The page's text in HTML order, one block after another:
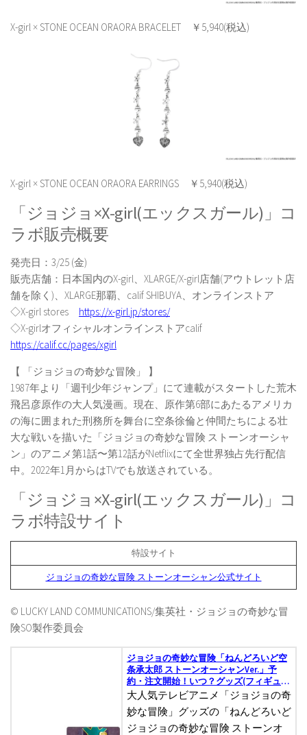
X-girl × STONE OCEAN ORAORA BRACELET ￥5,940(税込)
X-girl × STONE OCEAN ORAORA EARRINGS ￥5,940(税込)
「ジョジョ×X-girl(エックスガール)」コ
ラボ販売概要
発売日：3/25 (金)
販売店舗：日本国内のX-girl、XLARGE/X-girl店舗(アウトレット店
舗を除く)、XLARGE那覇、calif SHIBUYA、オンラインストア
◇X-girl stores https://x-girl.jp/stores/
◇X-girlオフィシャルオンラインストアcalif
https://calif.cc/pages/xgirl
【 「ジョジョの奇妙な冒険」 】
1987年より「週刊少年ジャンプ」にて連載がスタートした荒木
飛呂彦原作の大人気漫画。現在、原作第6部にあたるアメリカ
の海に囲まれた刑務所を舞台に空条徐倫と仲間たちによる壮
大な戦いを描いた「ジョジョの奇妙な冒険 ストーンオーシャ
ン」のアニメ第1話〜第12話がNetflixにて全世界独占先行配信
中。2022年1月からはTVでも放送されている。
「ジョジョ×X-girl(エックスガール)」コ
ラボ特設サイト
特設サイト
ジョジョの奇妙な冒険 ストーンオーシャン公式サイト
© LUCKY LAND COMMUNICATIONS/集英社・ジョジョの奇妙な冒
険SO製作委員会
ジョジョの奇妙な冒険「ねんどろいど空
条承太郎 ストーンオーシャンVer.」予
約・注文開始！いつ？グッズ(フィギュ
ア)通販・取扱い店舗
大人気テレビアニメ「ジョジョの奇
妙な冒険」グッズの「ねんどろいど
ジョジョの奇妙な冒険 ストーンオ